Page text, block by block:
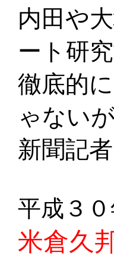
内田や
ート研
徹底的
ゃない
新聞記
平成３
米倉久